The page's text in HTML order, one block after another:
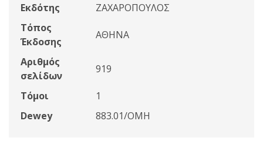
Εκδότης
ΖΑΧΑΡΟΠΟΥΛΟΣ
Τόπος
Έκδοσης
ΑΘΗΝΑ
Αριθμός
σελίδων
919
Τόμοι
1
Dewey
883.01/ΟΜΗ